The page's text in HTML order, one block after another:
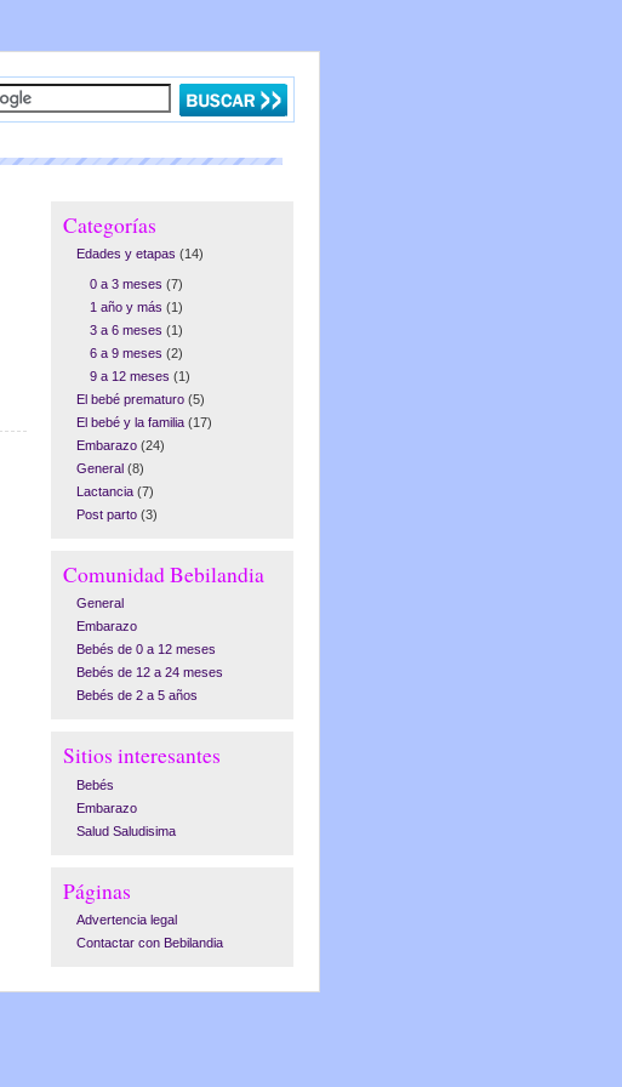
Categorías
Edades y etapas (14)
0 a 3 meses (7)
1 año y más (1)
3 a 6 meses (1)
6 a 9 meses (2)
9 a 12 meses (1)
El bebé prematuro(5)
El bebé y la familia(17)
Embarazo(24)
General(8)
Lactancia(7)
Post parto(3)
Comunidad Bebilandia
General
Embarazo
Bebés de 0 a 12 meses
Bebés de 12 a 24 meses
Bebés de 2 a 5 años
Sitios interesantes
Bebés
Embarazo
Salud Saludisima
Páginas
Advertencia legal
Contactar con Bebilandia